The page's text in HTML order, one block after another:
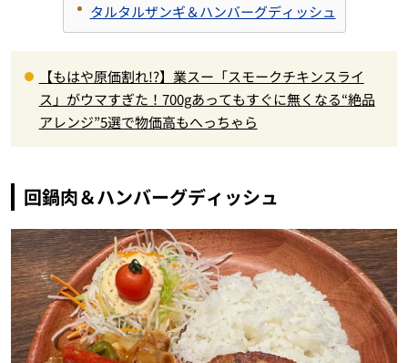
タルタルザンギ＆ハンバーグディッシュ
【もはや原価割れ!?】業スー「スモークチキンスライ
ス」がウマすぎた！700gあってもすぐに無くなる“絶品
アレンジ”5選で物価高もへっちゃら
回鍋肉＆ハンバーグディッシュ